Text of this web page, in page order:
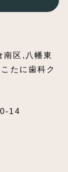
南区,八幡東
たに歯科ク
14